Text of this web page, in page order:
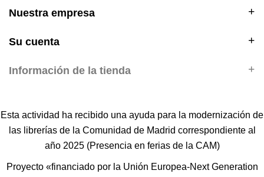
Nuestra empresa
Su cuenta
Información de la tienda
Esta actividad ha recibido una ayuda para la modernización de
las librerías de la Comunidad de Madrid correspondiente al
año 2025 (Presencia en ferias de la CAM)
Proyecto «financiado por la Unión Europea-Next Generation